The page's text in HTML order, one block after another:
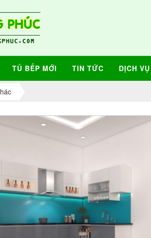
TỦ BẾP MỚI TIN TỨC DỊCH VỤ